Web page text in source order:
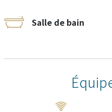
Salle de bain